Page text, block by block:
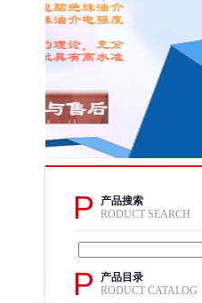
P
产品搜索
RODUCT SEARCH
P
产品目录
RODUCT CATALOG